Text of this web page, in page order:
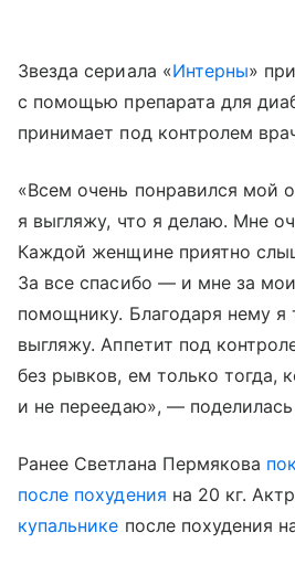
Звезда сериала «Интерны»
с помощью препарата для
принимает под контролем
«Всем очень понравился мой
я выгляжу, что я делаю. Мне
Каждой женщине приятно
За все спасибо — и мне за
помощнику. Благодаря нему я
выгляжу. Аппетит под
без рывков, ем только тогда,
и не переедаю», —
Ранее Светлана Пермякова
после похудения на 20 кг.
купальнике после похудения